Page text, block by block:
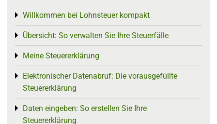
Willkommen bei Lohnsteuer kompakt
Toggle menu
Übersicht: So verwalten Sie Ihre Steuerfälle
Toggle menu
Meine Steuererklärung
Toggle menu
Elektronischer Datenabruf: Die vorausgefüllte
Steuererklärung
Toggle menu
Daten eingeben: So erstellen Sie Ihre
Steuererklärung
Toggle menu